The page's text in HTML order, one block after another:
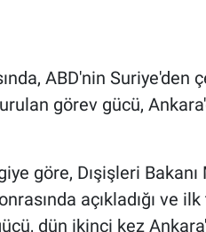
ABD'nin Suriye'den
görev gücü,
göre, Dışişleri
açıkladığı ve
dün ikinci kez